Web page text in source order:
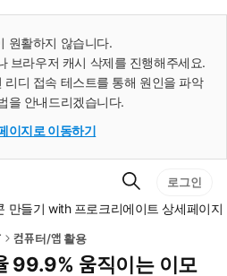
원활하지 않습니다.
브라우저 캐시 삭제를 진행해주세요.
디 접속 테스트를 통해 원인을 파악
을 안내드리겠습니다.
이지로 이동하기
검
색
로그인
만들기 with 프로크리에이트 상세페이지
컴퓨터/앱 활용
99.9% 움직이는 이모